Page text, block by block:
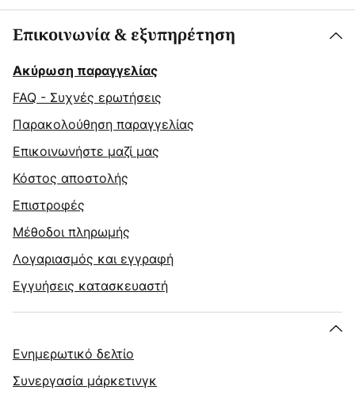
Επικοινωνία & εξυπηρέτηση
Ακύρωση παραγγελίας
FAQ - Συχνές ερωτήσεις
Παρακολούθηση παραγγελίας
Επικοινωνήστε μαζί μας
Κόστος αποστολής
Επιστροφές
Μέθοδοι πληρωμής
Λογαριασμός και εγγραφή
Εγγυήσεις κατασκευαστή
Ενημερωτικό δελτίο
Συνεργασία μάρκετινγκ